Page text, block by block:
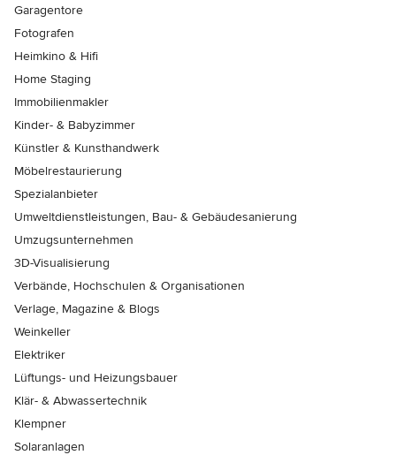
Garagentore
Fotografen
Heimkino & Hifi
Home Staging
Immobilienmakler
Kinder- & Babyzimmer
Künstler & Kunsthandwerk
Möbelrestaurierung
Spezialanbieter
Umweltdienstleistungen, Bau- & Gebäudesanierung
Umzugsunternehmen
3D-Visualisierung
Verbände, Hochschulen & Organisationen
Verlage, Magazine & Blogs
Weinkeller
Elektriker
Lüftungs- und Heizungsbauer
Klär- & Abwassertechnik
Klempner
Solaranlagen